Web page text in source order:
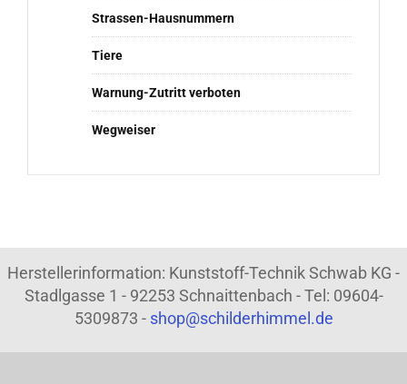
Strassen-Hausnummern
Tiere
Warnung-Zutritt verboten
Wegweiser
Herstellerinformation: Kunststoff-Technik Schwab KG -
Stadlgasse 1 - 92253 Schnaittenbach - Tel: 09604-
5309873 - shop@schilderhimmel.de